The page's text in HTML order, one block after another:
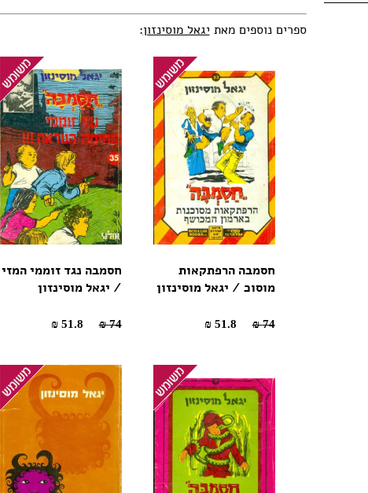
ספרים נוספים מאת יגאל מוסינזון:
חסמבה הרפתקאות
מוסוכ / יגאל מוסינזון
74 ₪
51.8 ₪
חסמבה נגד זוממי המזי
/ יגאל מוסינזון
74 ₪
51.8 ₪